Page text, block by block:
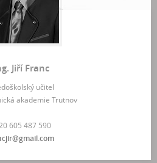
Jiří Franc
učitel
akademie Trutnov
605 487 590